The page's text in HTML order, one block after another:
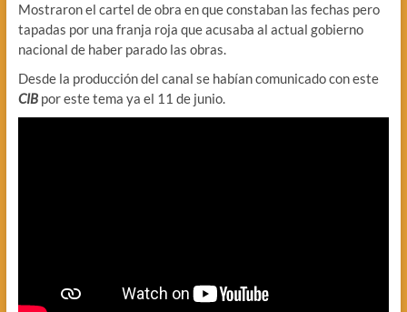
Mostraron el cartel de obra en que constaban las fechas pero
tapadas por una franja roja que acusaba al actual gobierno
nacional de haber parado las obras.
Desde la producción del canal se habían comunicado con este
CIBpor este tema ya el 11 de junio.